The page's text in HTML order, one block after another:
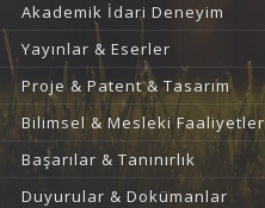
Akademik İdari Deneyim
Yayınlar & Eserler
Proje & Patent & Tasarım
Bilimsel & Mesleki Faaliyetler
Başarılar & Tanınırlık
Duyurular & Dokümanlar